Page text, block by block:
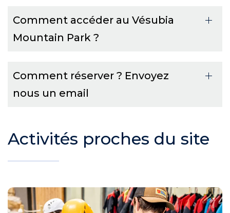
Comment accéder au Vésubia
Mountain Park ?
Comment réserver ? Envoyez
nous un email
Activités proches du site